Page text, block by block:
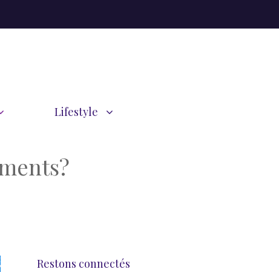
Lifestyle
Restons connectés